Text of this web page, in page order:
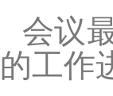
会议
的工作